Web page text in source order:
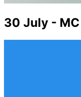
30 July -